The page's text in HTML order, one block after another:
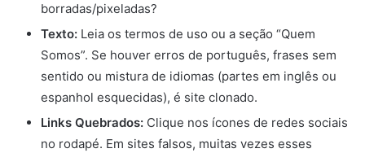
borradas/pixeladas?
Texto: Leia os termos de uso ou a seção “Quem
Somos”. Se houver erros de português, frases sem
sentido ou mistura de idiomas (partes em inglês ou
espanhol esquecidas), é site clonado.
Links Quebrados: Clique nos ícones de redes sociais
no rodapé. Em sites falsos, muitas vezes esses